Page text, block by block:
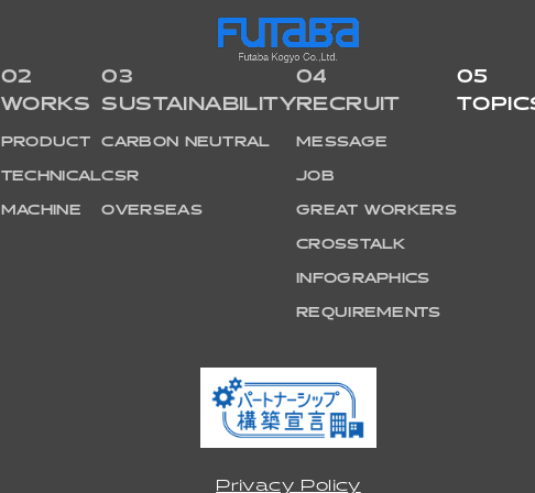
02
WORKS
PRODUCT
TECHNICAL
MACHINE
03
SUSTAINABILITY
CARBON NEUTRAL
CSR
OVERSEAS
04
RECRUIT
MESSAGE
JOB
GREAT WORKERS
CROSSTALK
INFOGRAPHICS
REQUIREMENTS
05
Privacy Policy